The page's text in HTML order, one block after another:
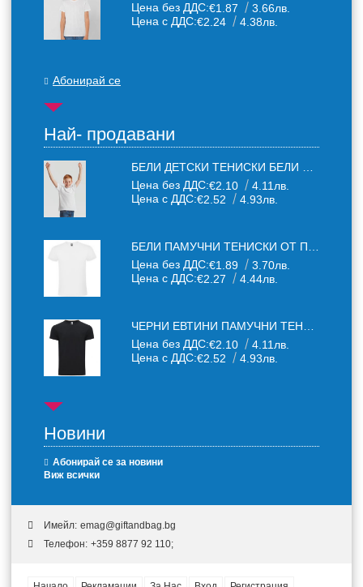
Цена без ДДС:€1.87
3.66лв.
Цена с ДДС:€2.24 4.38лв.
Абонирай се
Най- продавани
БЕЛИ ДЕТСКИ ТЕНИСКИ БЕЛИ FRUIT OF THE LOOM
Цена без ДДС:€2.10
4.11лв.
Цена с ДДС:€2.52 4.93лв.
БЕЛИ ПАМУЧНИ ТЕНИСКИ ОТ ПАМУЧЕН ТЕКСТИЛ 150 Г
Цена без ДДС:€1.89
3.70лв.
Цена с ДДС:€2.27 4.44лв.
ЧЕРНИ ЕВТИНИ ПАМУЧНИ ТЕНИСКИ
Цена без ДДС:€2.10
4.11лв.
Цена с ДДС:€2.52 4.93лв.
Новини
Абонирай се за новини
Виж всички
Имейл: emag@giftandbag.bg
Телефон: +359 8877 92 110;